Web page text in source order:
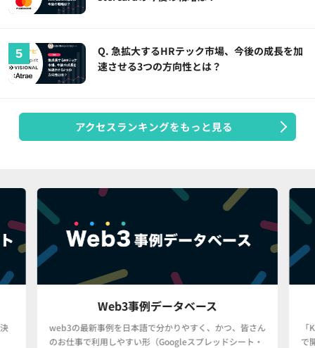
Q. 急拡大するHRテック市場、今後の成長を加
速させる3つの方向性とは？
アクセスランキングをもっと見る
Web3事例データベース
web3の最新事例を日本語で分かりやすく、かつ、皆さん
のお仕事で利用しやすい形（Googleスプレッドシート・
で